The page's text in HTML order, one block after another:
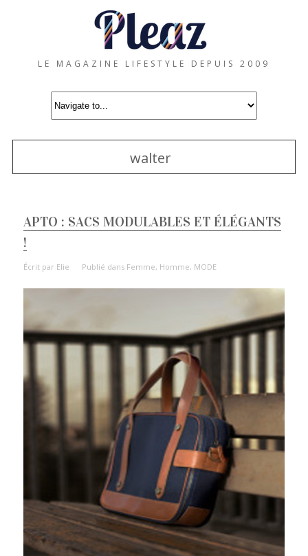
LE MAGAZINE LIFESTYLE DEPUIS 2009
walter
APTO : SACS MODULABLES ET ÉLÉGANTS
!
Écrit par Elie Publié dans Femme, Homme, MODE